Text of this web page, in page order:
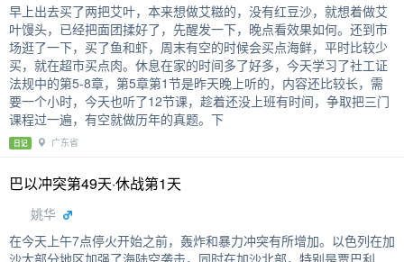
早上出去买了两把艾叶，本来想做艾糍的，没有红豆沙，就想着做艾
叶馒头，已经把面团揉好了，先醒发一下，晚点看效果如何。还到市
场逛了一下，买了鱼和虾，周末有空的时候会买点海鲜，平时比较少
买，就在超市买点肉。休息在家的时间多了好多，今天学习了社工证
法规中的第5-8章，第5章第1节是昨天晚上听的，内容还比较长，需
要一个小时，今天也听了12节课，趁着还没上班有时间，争取把三门
课程过一遍，有空就做历年的真题。下
日记 广东省
巴以冲突第49天·休战第1天
姚华
在今天上午7点停火开始之前，轰炸和暴力冲突有所增加。以色列在加
沙大部分地区加强了海陆空袭击，同时在加沙北部，特别是贾巴利